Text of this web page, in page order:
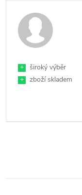
+
široký výběr
+
zboží skladem